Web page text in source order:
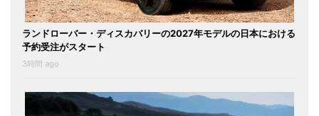
ランドローバー・ディスカバリーの2027年モデルの日本における
予約受注がスタート
3時間 ago